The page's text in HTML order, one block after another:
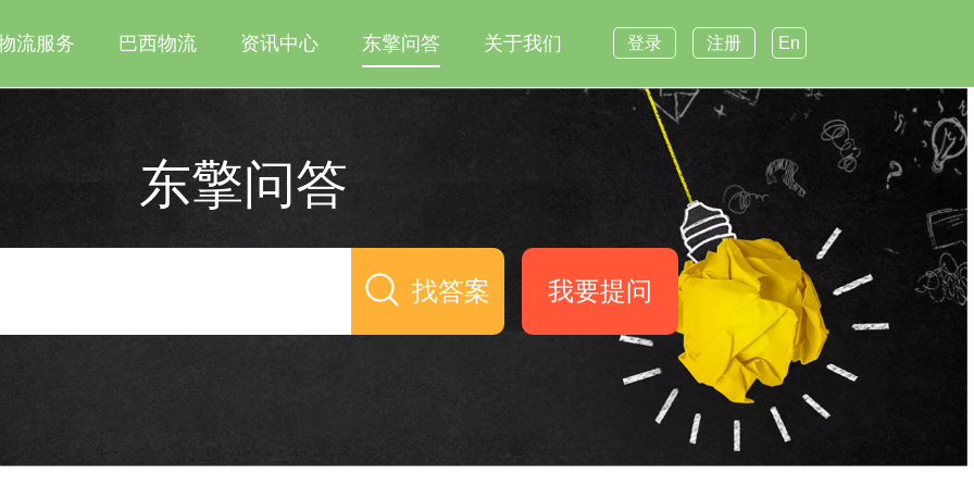
流服务 巴西物流 资讯中心 东擎问答 关于我们 登录 注册 En
东擎问答
找答案 我要提问